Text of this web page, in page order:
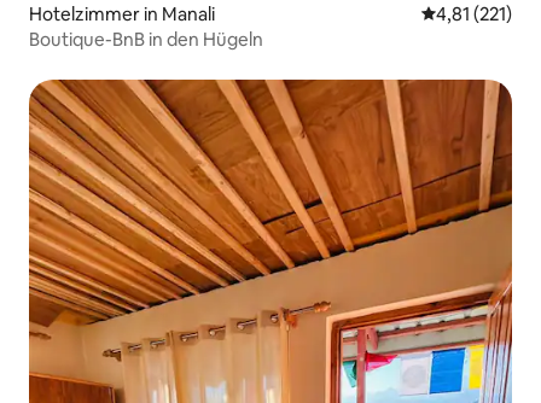
Hotelzimmer in Manali
4,81 (221)
Boutique-BnB in den Hügeln